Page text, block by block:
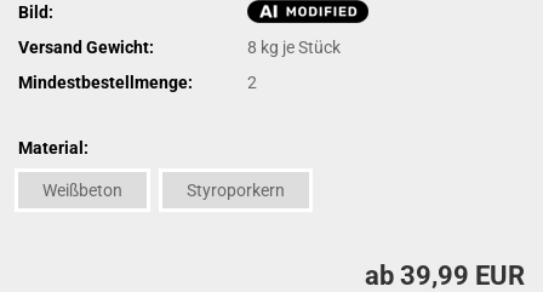
Bild:
Versand Gewicht:
8 kg je Stück
Mindestbestellmenge:
2
Material:
Weißbeton Styroporkern
ab 39,99 EUR